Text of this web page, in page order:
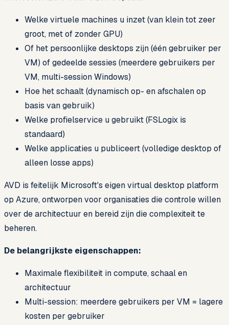
Welke virtuele machines u inzet (van klein tot zeer
groot, met of zonder GPU)
Of het persoonlijke desktops zijn (één gebruiker per
VM) of gedeelde sessies (meerdere gebruikers per
VM, multi-session Windows)
Hoe het schaalt (dynamisch op- en afschalen op
basis van gebruik)
Welke profielservice u gebruikt (FSLogix is
standaard)
Welke applicaties u publiceert (volledige desktop of
alleen losse apps)
AVD is feitelijk Microsoft's eigen virtual desktop platform
op Azure, ontworpen voor organisaties die controle willen
over de architectuur en bereid zijn die complexiteit te
beheren.
De belangrijkste eigenschappen:
Maximale flexibiliteit in compute, schaal en
architectuur
Multi-session: meerdere gebruikers per VM = lagere
kosten per gebruiker